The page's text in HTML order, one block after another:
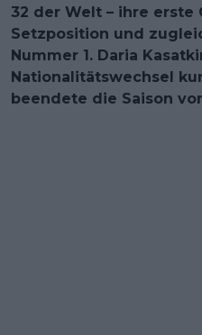
32 der Welt – ihre erste
Setzposition und
Nummer 1. Daria
Nationalitätswechsel
beendete die Saison